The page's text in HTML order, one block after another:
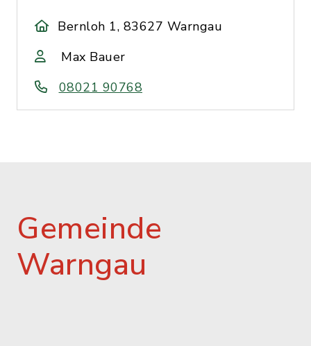
Bernloh 1, 83627 Warngau
Max Bauer
08021 90768
Gemeinde
Warngau